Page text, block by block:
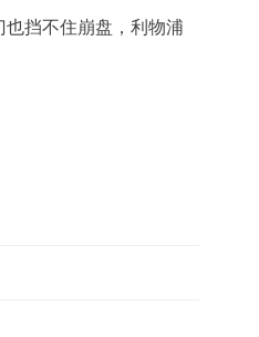
也挡不住崩盘，利物浦